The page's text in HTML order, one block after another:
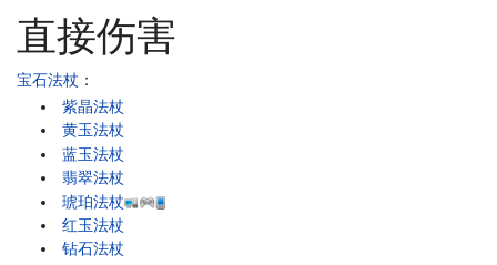
直接伤害
宝石法杖 ：
紫晶法杖
黄玉法杖
蓝玉法杖
翡翠法杖
琥珀法杖
红玉法杖
钻石法杖